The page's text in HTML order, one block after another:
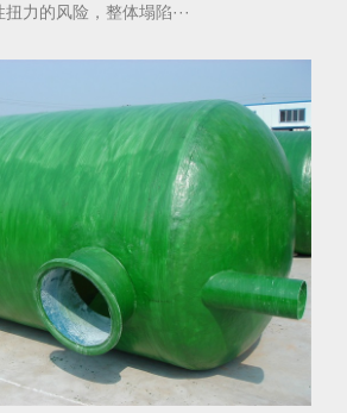
扭力的风险，整体塌陷···